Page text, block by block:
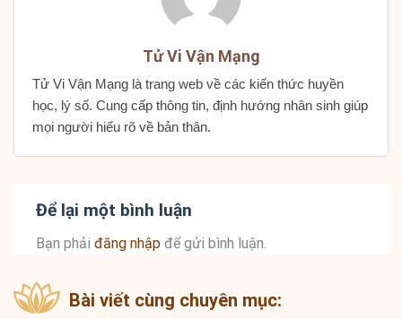
Tử Vi Vận Mạng
Tử Vi Vận Mạng là trang web về các kiến thức huyền
học, lý số. Cung cấp thông tin, định hướng nhân sinh giúp
mọi người hiểu rõ về bản thân.
Để lại một bình luận
Bạn phải đăng nhập để gửi bình luận.
Bài viết cùng chuyên mục: